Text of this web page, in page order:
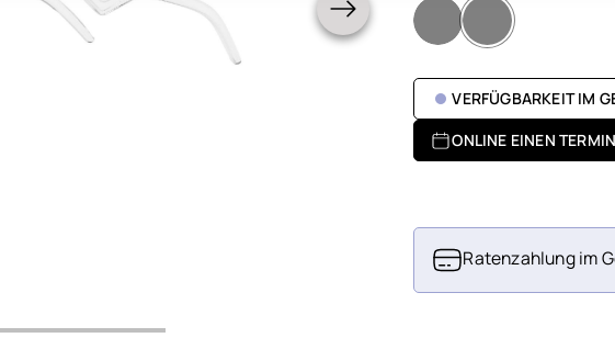
VERFÜGBARKEIT IM
ONLINE EINEN
Ratenzahlung im